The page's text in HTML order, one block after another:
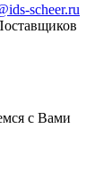
scheer.ru
с Вами